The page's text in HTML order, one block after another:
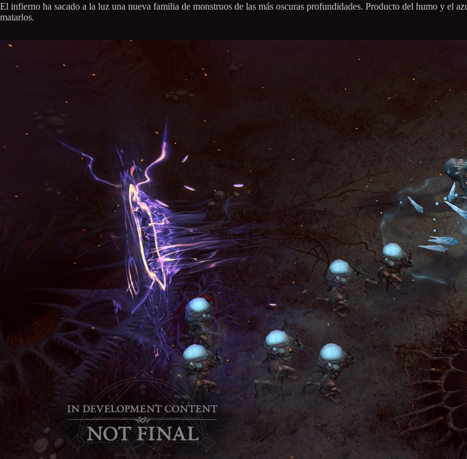
El infierno ha sacado a la luz una nueva familia de monstruos de las más oscuras profundidades. Producto del humo y el
matarlos.